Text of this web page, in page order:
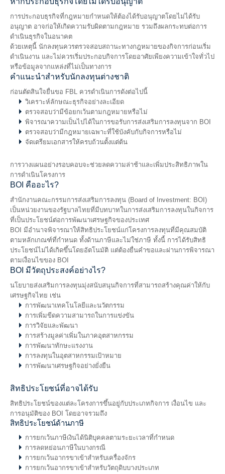
การประกอบธุรกิจที่กฎหมายกำหนดให้ต้องได้รับอนุญาตโดยไม่ได้รับ
อนุญาต อาจก่อให้เกิดความรับผิดตามกฎหมาย รวมถึงผลกระทบต่อการ
ดำเนินธุรกิจในอนาคต
ด้วยเหตุนี้ นักลงทุนควรตรวจสอบสถานะทางกฎหมายของกิจการก่อนเริ่ม
ดำเนินงาน และไม่ควรเริ่มประกอบกิจการโดยอาศัยเพียงความเข้าใจทั่วไป
หรือข้อมูลจากแหล่งที่ไม่เป็นทางการ
คำแนะนำสำหรับนักลงทุนต่างชาติ
ก่อนตัดสินใจยื่นขอ FBL ควรดำเนินการดังต่อไปนี้
วิเคราะห์ลักษณะธุรกิจอย่างละเอียด
ตรวจสอบว่ามีข้อยกเว้นตามกฎหมายหรือไม่
พิจารณาความเป็นไปได้ในการขอรับการส่งเสริมการลงทุนจาก BOI
ตรวจสอบว่ามีกฎหมายเฉพาะที่ใช้บังคับกับกิจการหรือไม่
จัดเตรียมเอกสารให้ครบถ้วนตั้งแต่ต้น
การวางแผนอย่างรอบคอบจะช่วยลดความล่าช้าและเพิ่มประสิทธิภาพใน
การดำเนินโครงการ
BOI คืออะไร?
สำนักงานคณะกรรมการส่งเสริมการลงทุน (Board of Investment: BOI)
เป็นหน่วยงานของรัฐบาลไทยที่มีบทบาทในการส่งเสริมการลงทุนในกิจการ
ที่เป็นประโยชน์ต่อการพัฒนาเศรษฐกิจของประเทศ
BOI มีอำนาจพิจารณาให้สิทธิประโยชน์แก่โครงการลงทุนที่มีคุณสมบัติ
ตามหลักเกณฑ์ที่กำหนด ทั้งด้านภาษีและไม่ใช่ภาษี ทั้งนี้ การได้รับสิทธิ
ประโยชน์ไม่ได้เกิดขึ้นโดยอัตโนมัติ แต่ต้องยื่นคำขอและผ่านการพิจารณา
ตามเงื่อนไขของ BOI
BOI มีวัตถุประสงค์อย่างไร?
นโยบายส่งเสริมการลงทุนมุ่งสนับสนุนกิจการที่สามารถสร้างคุณค่าให้กับ
เศรษฐกิจไทย เช่น
การพัฒนาเทคโนโลยีและนวัตกรรม
การเพิ่มขีดความสามารถในการแข่งขัน
การวิจัยและพัฒนา
การสร้างมูลค่าเพิ่มในภาคอุตสาหกรรม
การพัฒนาทักษะแรงงาน
การลงทุนในอุตสาหกรรมเป้าหมาย
การพัฒนาเศรษฐกิจอย่างยั่งยืน
สิทธิประโยชน์ที่อาจได้รับ
สิทธิประโยชน์ของแต่ละโครงการขึ้นอยู่กับประเภทกิจการ เงื่อนไข และ
การอนุมัติของ BOI โดยอาจรวมถึง
สิทธิประโยชน์ด้านภาษี
การยกเว้นภาษีเงินได้นิติบุคคลตามระยะเวลาที่กำหนด
การลดหย่อนภาษีในบางกรณี
การยกเว้นอากรขาเข้าสำหรับเครื่องจักร
การยกเว้นอากรขาเข้าสำหรับวัตถุดิบบางประเภท